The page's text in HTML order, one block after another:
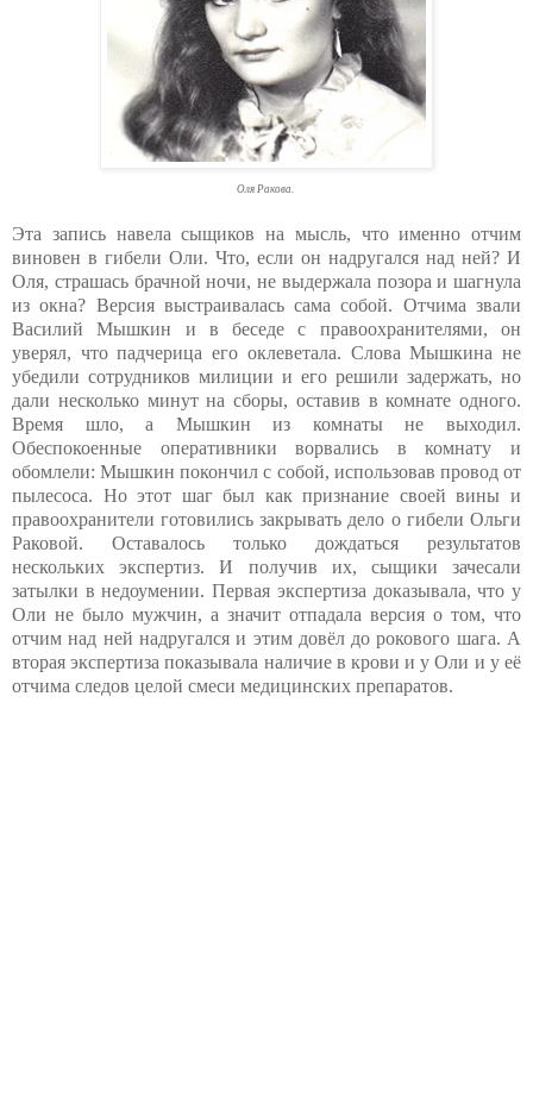
Оля Ракова.
Эта запись навела сыщиков на мысль, что именно отчим
виновен в гибели Оли. Что, если он надругался над ней? И
Оля, страшась брачной ночи, не выдержала позора и шагнула
из окна? Версия выстраивалась сама собой. Отчима звали
Василий Мышкин и в беседе с правоохранителями, он
уверял, что падчерица его оклеветала. Слова Мышкина не
убедили сотрудников милиции и его решили задержать, но
дали несколько минут на сборы, оставив в комнате одного.
Время шло, а Мышкин из комнаты не выходил.
Обеспокоенные оперативники ворвались в комнату и
обомлели: Мышкин покончил с собой, использовав провод от
пылесоса. Но этот шаг был как признание своей вины и
правоохранители готовились закрывать дело о гибели Ольги
Раковой. Оставалось только дождаться результатов
нескольких экспертиз. И получив их, сыщики зачесали
затылки в недоумении. Первая экспертиза доказывала, что у
Оли не было мужчин, а значит отпадала версия о том, что
отчим над ней надругался и этим довёл до рокового шага. А
вторая экспертиза показывала наличие в крови и у Оли и у её
отчима следов целой смеси медицинских препаратов.